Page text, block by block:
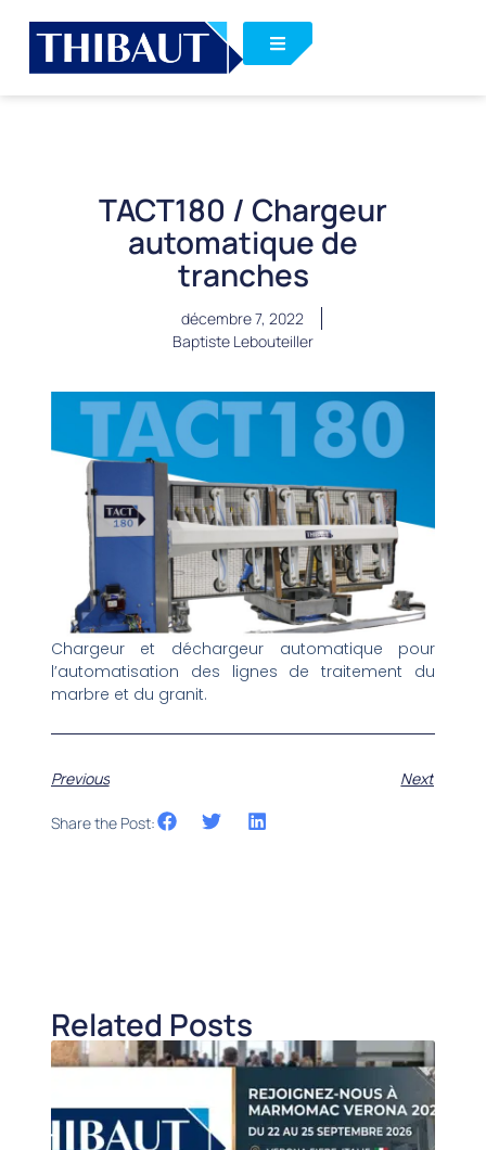
TACT180 / Chargeur
automatique de
tranches
décembre 7, 2022
Baptiste Lebouteiller
Chargeur et déchargeur automatique pour
l’automatisation des lignes de traitement du
marbre et du granit.
Previous Next
Share the Post:
Related Posts